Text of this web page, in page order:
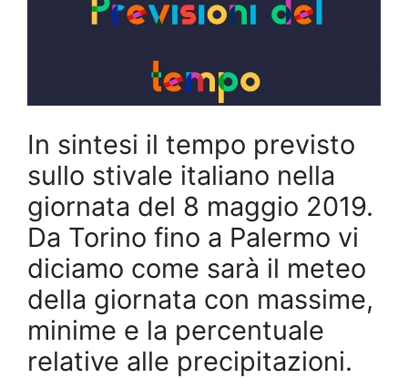
In sintesi il tempo previsto
sullo stivale italiano nella
giornata del 8 maggio 2019.
Da Torino fino a Palermo vi
diciamo come sarà il meteo
della giornata con massime,
minime e la percentuale
relative alle precipitazioni.